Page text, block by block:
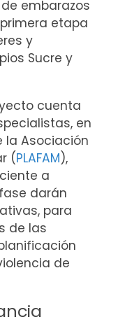
embarazos
etapa
y
Sucre y
cuenta
en
la Asociación
(PLAFAM),
a
darán
para
de las
de